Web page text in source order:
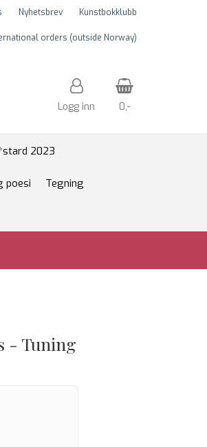
Nyhetsbrev Kunstbokklubb
orders (outside Norway)
Logg inn 0,-
2023
poesi Tegning
- Tuning
Trykk ENTER for å søke